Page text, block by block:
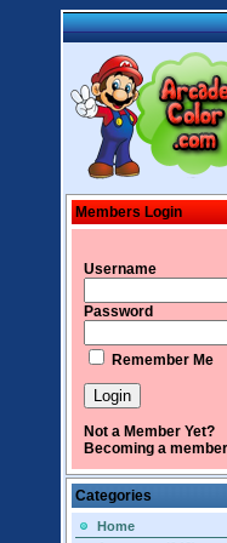
Members Login
Username
Password
Remember Me
Not a Member Yet?
Becoming a
Categories
Home